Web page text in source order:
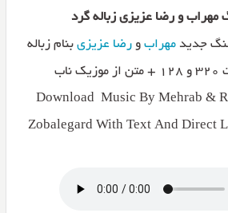
مهراب و رضا عزیزی زباله گرد
جدید مهرابو رضا عزیزیبنام زباله
Download Music By Mehrab &
Zobalegard With Text And Direct